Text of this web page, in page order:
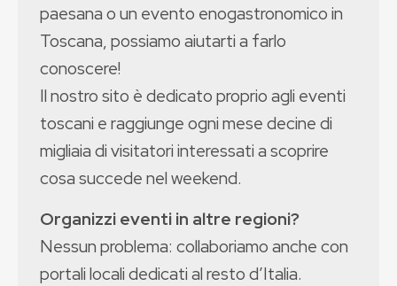
paesana o un evento enogastronomico in
Toscana, possiamo aiutarti a farlo
conoscere!
Il nostro sito è dedicato proprio agli eventi
toscani e raggiunge ogni mese decine di
migliaia di visitatori interessati a scoprire
cosa succede nel weekend.
Organizzi eventi in altre regioni?
Nessun problema: collaboriamo anche con
portali locali dedicati al resto d’Italia.